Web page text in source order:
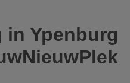
in Ypenburg